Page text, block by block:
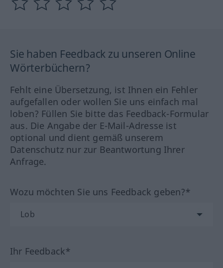
Sie haben Feedback zu unseren Online
Wörterbüchern?
Fehlt eine Übersetzung, ist Ihnen ein Fehler
aufgefallen oder wollen Sie uns einfach mal
loben? Füllen Sie bitte das Feedback-Formular
aus. Die Angabe der E-Mail-Adresse ist
optional und dient gemäß unserem
Datenschutz nur zur Beantwortung Ihrer
Anfrage.
Wozu möchten Sie uns Feedback geben?*
Ihr Feedback*